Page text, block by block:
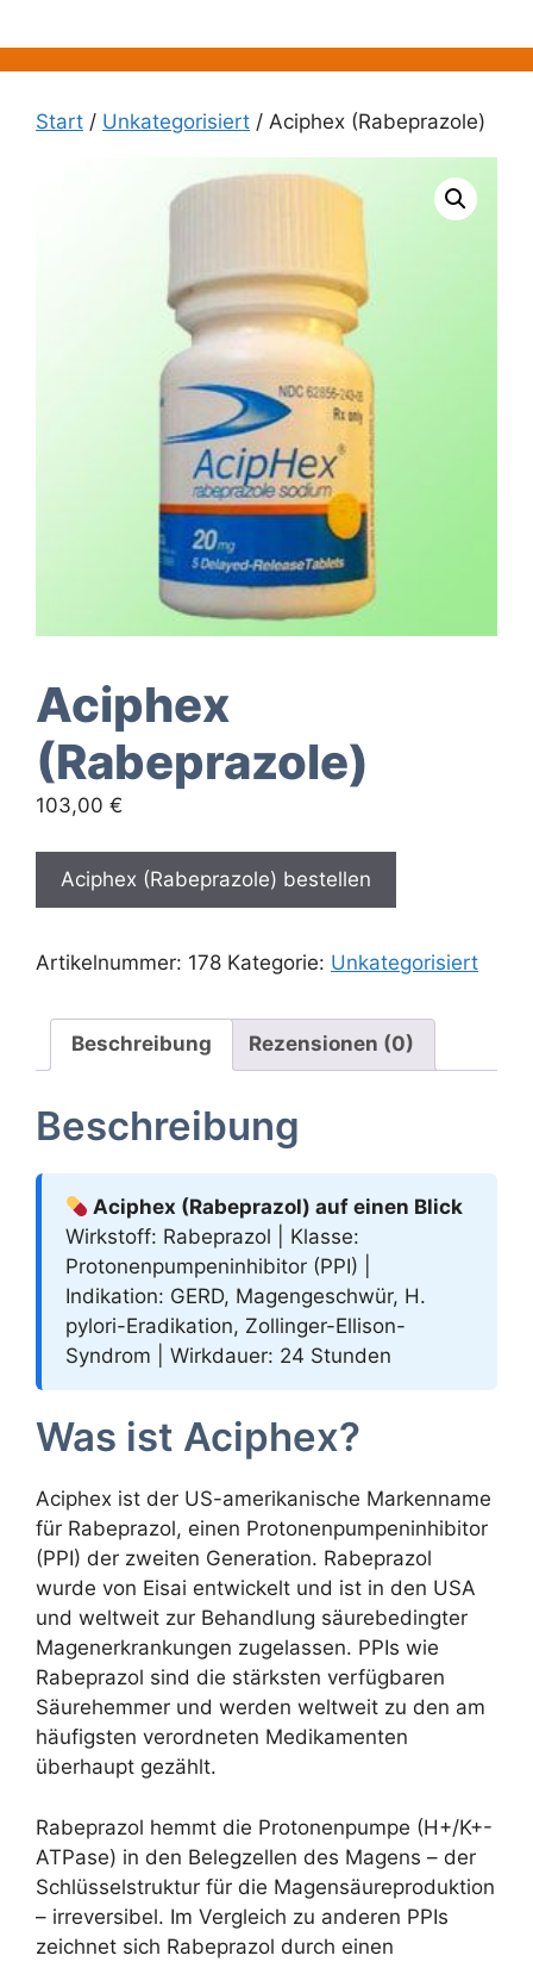
Inhalt
springen
Start / Unkategorisiert / Aciphex (Rabeprazole)
Aciphex
(Rabeprazole)
103,00 €
Aciphex (Rabeprazole) bestellen
Artikelnummer: 178 Kategorie: Unkategorisiert
Beschreibung Rezensionen (0)
Beschreibung
Aciphex (Rabeprazol) auf einen Blick
Wirkstoff: Rabeprazol | Klasse:
Protonenpumpeninhibitor (PPI) |
Indikation: GERD, Magengeschwür, H.
pylori-Eradikation, Zollinger-Ellison-
Syndrom | Wirkdauer: 24 Stunden
Was ist Aciphex?
Aciphex ist der US-amerikanische Markenname
für Rabeprazol, einen Protonenpumpeninhibitor
(PPI) der zweiten Generation. Rabeprazol
wurde von Eisai entwickelt und ist in den USA
und weltweit zur Behandlung säurebedingter
Magenerkrankungen zugelassen. PPIs wie
Rabeprazol sind die stärksten verfügbaren
Säurehemmer und werden weltweit zu den am
häufigsten verordneten Medikamenten
überhaupt gezählt.
Rabeprazol hemmt die Protonenpumpe (H+/K+-
ATPase) in den Belegzellen des Magens – der
Schlüsselstruktur für die Magensäureproduktion
– irreversibel. Im Vergleich zu anderen PPIs
zeichnet sich Rabeprazol durch einen